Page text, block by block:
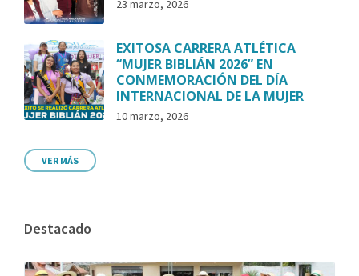
23 marzo, 2026
EXITOSA CARRERA ATLÉTICA
“MUJER BIBLIÁN 2026” EN
CONMEMORACIÓN DEL DÍA
INTERNACIONAL DE LA MUJER
10 marzo, 2026
VER MÁS
Destacado